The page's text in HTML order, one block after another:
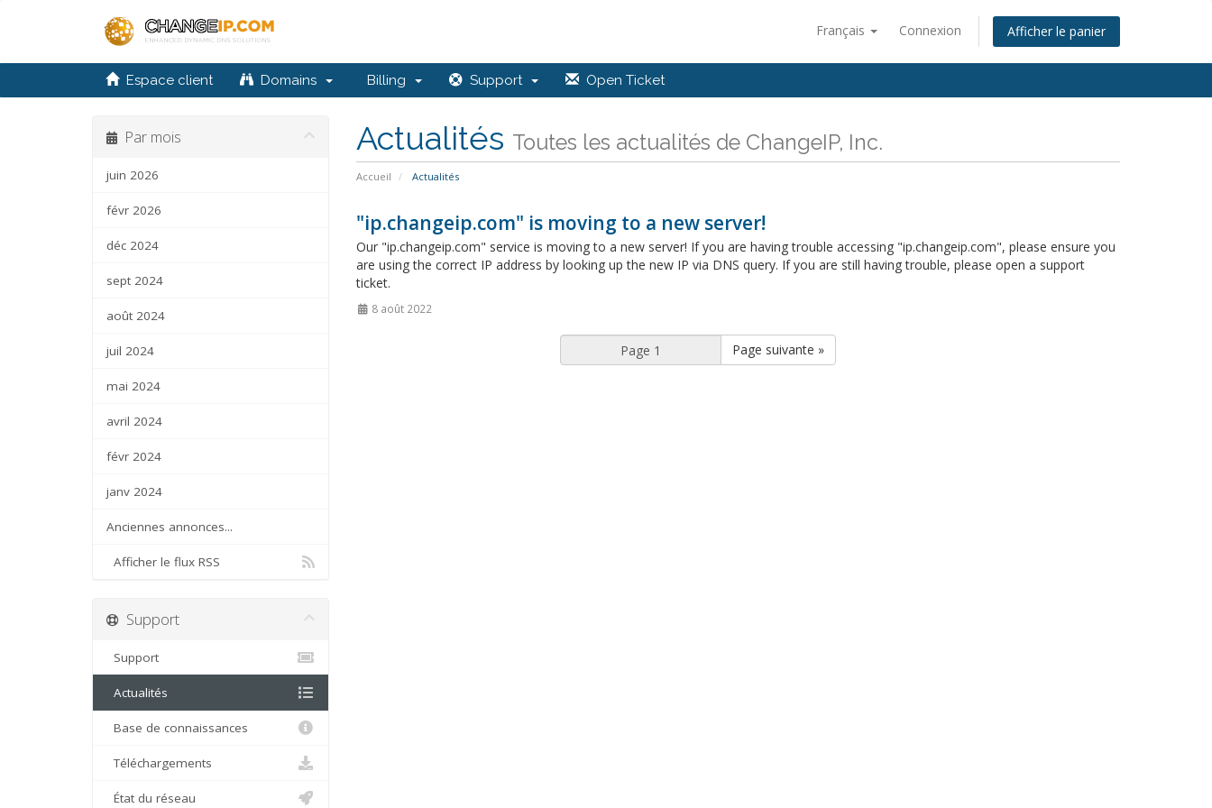
Français Connexion Afficher le panier
Espace client Domains Billing Support Open Ticket
Actualités Toutes les actualités de ChangeIP, Inc.
Accueil Actualités
Par mois
juin 2026
févr 2026
déc 2024
sept 2024
août 2024
juil 2024
mai 2024
avril 2024
févr 2024
janv 2024
Anciennes annonces...
Afficher le flux RSS
"ip.changeip.com" is moving to a new server!
Our "ip.changeip.com" service is moving to a new server! If you are having trouble accessing "ip.changeip.com", please ensure you
are using the correct IP address by looking up the new IP via DNS query. If you are still having trouble, please open a support
ticket.
8 août 2022
Page suivante »
Support
Support
Actualités
Base de connaissances
Téléchargements
État du réseau